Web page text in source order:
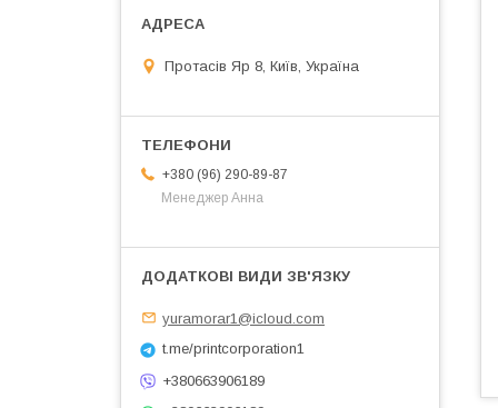
Протасів Яр 8, Київ, Україна
+380 (96) 290-89-87
Менеджер Анна
yuramorar1@icloud.com
t.me/printcorporation1
+380663906189